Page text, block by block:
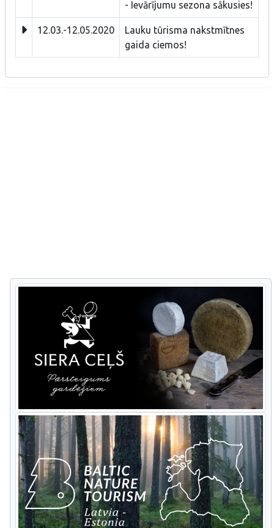
- Ievārījumu sezona sākusies!
12.03.-12.05.2020
Lauku tūrisma nakstmītnes
gaida ciemos!